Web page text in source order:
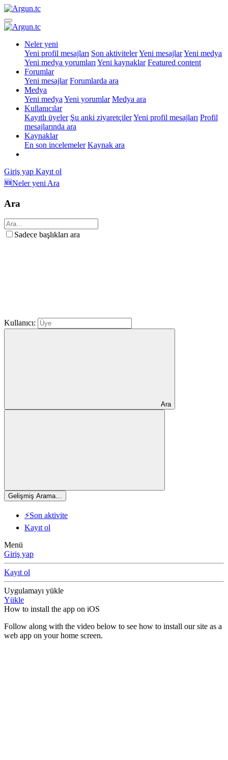
Neler yeni
Yeni profil mesajları Son aktivitelerYeni mesajlarYeni medya
Yeni medya yorumları Yeni kaynaklar Featured content
Forumlar
Yeni mesajlar Forumlarda ara
Medya
Yeni medya Yeni yorumlar Medya ara
Kullanıcılar
Kayıtlı üyeler Şu anki ziyaretçilerYeni profil mesajları Profil
mesajlarında ara
Kaynaklar
En son incelemeler Kaynak ara
Giriş yap Kayıt ol
🆕Neler yeni Ara
Ara
Sadece başlıkları ara
Kullanıcı:
Ara
Gelişmiş Arama…
⚡Son aktivite
Kayıt ol
Menü
Giriş yap
Kayıt ol
Uygulamayı yükle
Yükle
How to install the app on iOS
Follow along with the video below to see how to install our site as a
web app on your home screen.